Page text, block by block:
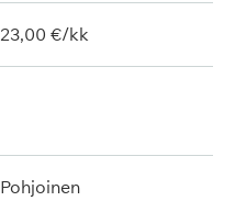
23,00 €/kk
pohjoinen